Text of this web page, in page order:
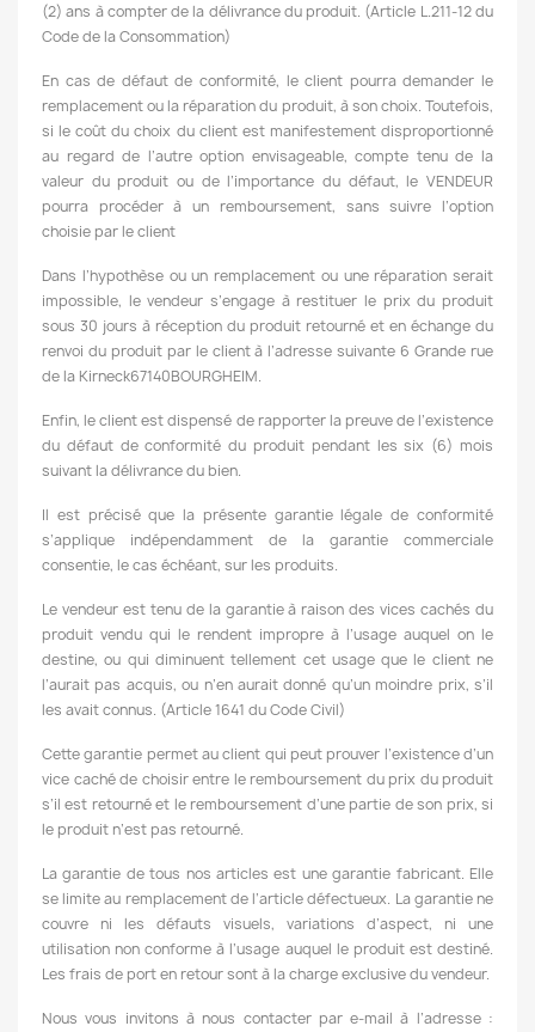
(2) ans à compter de la délivrance du produit. (Article L.211-12 du
Code de la Consommation)
En cas de défaut de conformité, leclient pourra demander le
remplacement ou la réparation du produit, à son choix. Toutefois,
si le coût du choix du client est manifestement disproportionné
au regard de l’autre option envisageable, compte tenu de la
valeur du produit ou de l’importance du défaut, le VENDEUR
pourra procéder à un remboursement, sans suivre l’option
choisie par le client
Dans l’hypothèse ou un remplacement ou une réparation serait
impossible, le vendeur s’engage à restituer le prix du produit
sous 30 jours à réception du produit retourné et en échange du
renvoi du produit par le client à l’adresse suivante 6 Grande rue
de la Kirneck67140BOURGHEIM.
Enfin, leclient est dispensé de rapporter la preuve de l’existence
du défaut de conformité du produit pendant les six (6) mois
suivant la délivrance du bien.
Il est précisé que la présente garantie légale de conformité
s’applique indépendamment de la garantie commerciale
consentie, le cas échéant, sur les produits.
Le vendeur est tenu de la garantie à raison des vices cachés du
produit vendu qui le rendent impropre à l’usage auquel on le
destine, ou qui diminuent tellement cet usage que le client ne
l’aurait pas acquis, ou n’en aurait donné qu’un moindre prix, s’il
les avait connus. (Article 1641 du Code Civil)
Cette garantie permet au client qui peut prouver l’existence d’un
vice caché de choisir entre le remboursement du prix du produit
s’il est retourné et le remboursement d’une partie de son prix, si
le produit n’est pas retourné.
La garantie de tous nos articles est une garantie fabricant. Elle
se limite au remplacement de l’article défectueux. La garantie ne
couvre ni les défauts visuels, variations d’aspect, ni une
utilisation non conforme à l’usage auquel le produit est destiné.
Les frais de port en retour sont à la charge exclusive du vendeur.
Nous vous invitons à nous contacter par e-mail à l’adresse :